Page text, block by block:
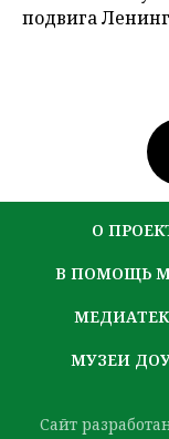
подвига
О
В ПОМОЩЬ
МУЗЕИ
Сайт